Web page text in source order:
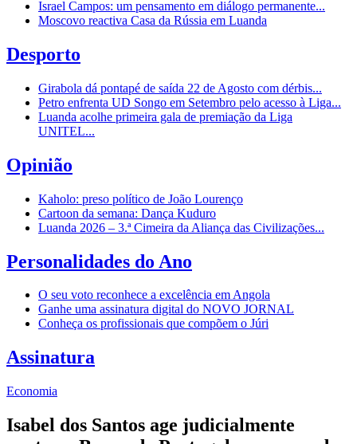
Israel Campos: um pensamento em diálogo permanente...
Moscovo reactiva Casa da Rússia em Luanda
Desporto
Girabola dá pontapé de saída 22 de Agosto com dérbis...
Petro enfrenta UD Songo em Setembro pelo acesso à Liga...
Luanda acolhe primeira gala de premiação da Liga
UNITEL...
Opinião
Kaholo: preso político de João Lourenço
Cartoon da semana: Dança Kuduro
Luanda 2026 – 3.ª Cimeira da Aliança das Civilizações...
Personalidades do Ano
O seu voto reconhece a excelência em Angola
Ganhe uma assinatura digital do NOVO JORNAL
Conheça os profissionais que compõem o Júri
Assinatura
Economia
Isabel dos Santos age judicialmente